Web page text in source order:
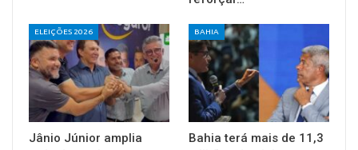
ELEIÇÕES 2026
Jânio Júnior amplia
BAHIA
Bahia terá mais de 11,3